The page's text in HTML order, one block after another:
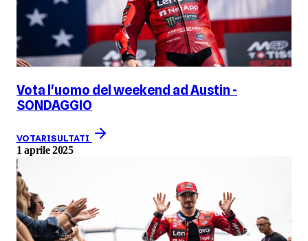
Vota l'uomo del weekend ad Austin -
SONDAGGIO
VOTARISULTATI
1 aprile 2025